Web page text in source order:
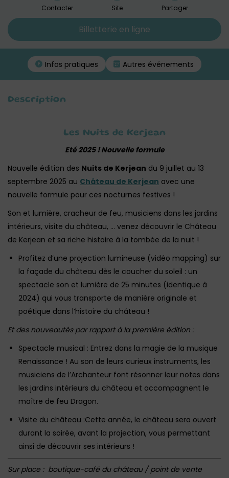
Contacter Site Partager
Billetterie en ligne
Infos pratiques Autres événements
Description
Les Nuits de Kerjean
Eté 2025 ! Nouvelle formule
Nouvelle édition des Nuits de Kerjean du 9 juillet au 13
septembre 2025 au Château de Kerjean avec une
nouvelle formule pour ces nocturnes festives !
Son et lumière, cracheur de feu, musiciens dans les jardins
intérieurs, visite du château, … venez découvrir le Château
de Kerjean et sa riche histoire à la tombée de la nuit !
Profitez d’une projection lumineuse (vidéo mapping) sur
la façade du château dès le coucher du soleil : un
spectacle son et lumière de 25 minutes (identique à
2024) qui vous transporte de manière originale et
poétique dans l’histoire du château !
Et des nouveautés par rapport à la première édition :
Spectacle musical : Entrez dans la magie de la musique
Renaissance ! Au son de leurs curieux instruments, les
musiciens de l’Archanteur font résonner leur notes dans
les jardins intérieurs du château et accompagnent le
maître de feu Dragon.
Visite du château :Cette année, le château sera ouvert
durant la soirée, avant la projection, vous permettant
ainsi de découvrir ses intérieurs !
Sur place : boutique-café du château / point de vente